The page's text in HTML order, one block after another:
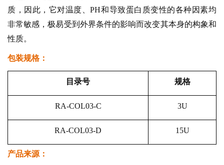
质，因此，它对温度、PH和导致蛋白质变性的各种因素均
非常敏感，极易受到外界条件的影响而改变其本身的构象和
性质。
包装规格：
目录号 规格
RA-COL03-C 3U
RA-COL03-D 15U
产品来源：